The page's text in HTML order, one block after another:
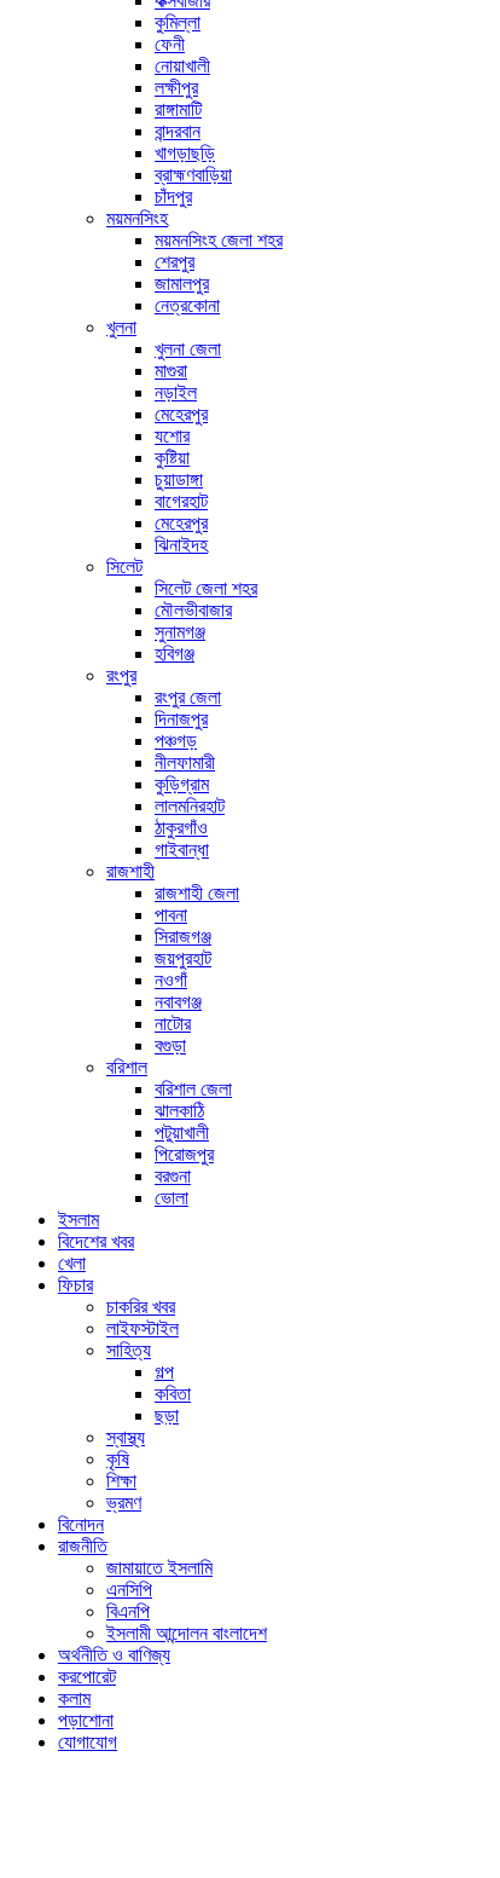
কুমিল্লা
ফেনী
নোয়াখালী
লক্ষীপুর
রাঙ্গামাটি
বান্দরবান
খাগড়াছড়ি
ব্রাহ্মণবাড়িয়া
চাঁদপুর
ময়মনসিংহ
ময়মনসিংহ জেলা শহর
শেরপুর
জামালপুর
নেত্রকোনা
খুলনা
খুলনা জেলা
মাগুরা
নড়াইল
মেহেরপুর
যশোর
কুষ্টিয়া
চুয়াডাঙ্গা
বাগেরহাট
মেহেরপুর
ঝিনাইদহ
সিলেট
সিলেট জেলা শহর
মৌলভীবাজার
সুনামগঞ্জ
হবিগঞ্জ
রংপুর
রংপুর জেলা
দিনাজপুর
পঞ্চগড়
নীলফামারী
কুড়িগ্রাম
লালমনিরহাট
ঠাকুরগাঁও
গাইবান্ধা
রাজশাহী
রাজশাহী জেলা
পাবনা
সিরাজগঞ্জ
জয়পুরহাট
নওগাঁ
নবাবগঞ্জ
নাটোর
বগুড়া
বরিশাল
বরিশাল জেলা
ঝালকাঠি
পটুয়াখালী
পিরোজপুর
বরগুনা
ভোলা
ইসলাম
বিদেশের খবর
খেলা
ফিচার
চাকরির খবর
লাইফস্টাইল
সাহিত্য
গল্প
কবিতা
ছড়া
স্বাস্থ্য
কৃষি
শিক্ষা
ভ্রমণ
বিনোদন
রাজনীতি
জামায়াতে ইসলামি
এনসিপি
বিএনপি
ইসলামী আন্দোলন বাংলাদেশ
অর্থনীতি ও বাণিজ্য
করপোরেট
কলাম
পড়াশোনা
যোগাযোগ